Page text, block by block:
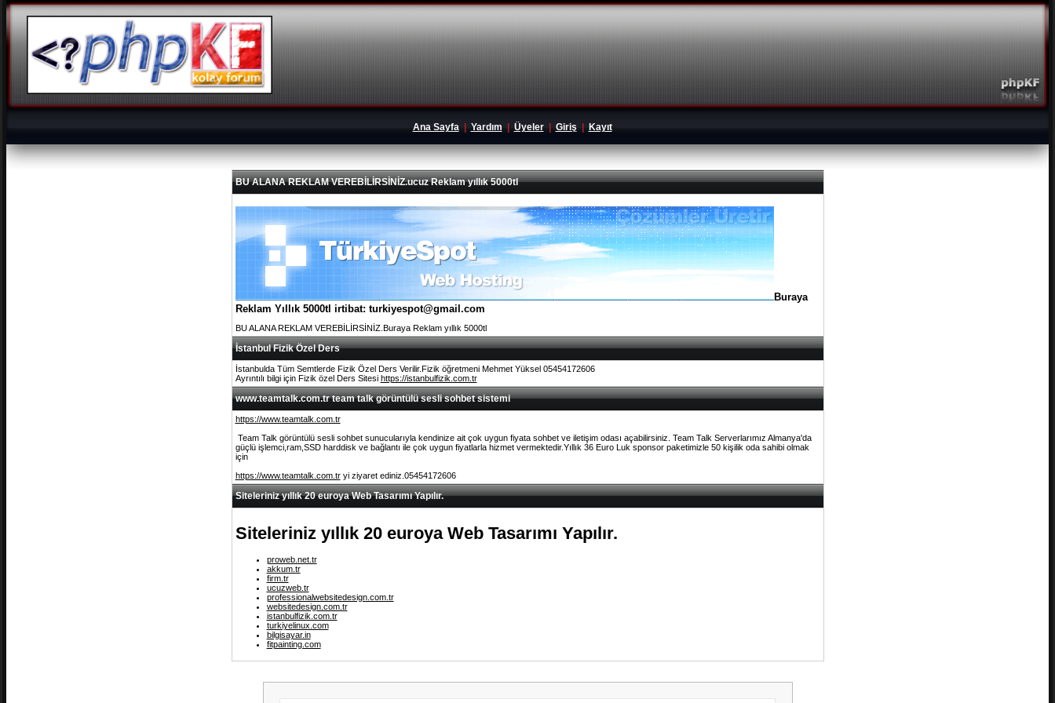
Ana Sayfa| Yardım Üyeler| Giriş| Kayıt
BU ALANA REKLAM VEREBİLİRSİNİZ.ucuz Reklam yıllık 5000tl
Buraya
Reklam Yıllık 5000tl irtibat: turkiyespot@gmail.com
BU ALANA REKLAM VEREBİLİRSİNİZ.Buraya Reklam yıllık 5000tl
İstanbul Fizik Özel Ders
İstanbulda Tüm Semtlerde Fizik Özel Ders Verilir.Fizik öğretmeni Mehmet Yüksel 05454172606
Ayrıntılı bilgi için Fizik özel Ders Sitesi https://istanbulfizik.com.tr
www.teamtalk.com.tr team talk görüntülü sesli sohbet sistemi
https://www.teamtalk.com.tr
Team Talk görüntülü sesli sohbet sunucularıyla kendinize ait çok uygun fiyata sohbet ve iletişim odası açabilirsiniz. Team Talk Serverlarımız Almanya'da
güçlü işlemci,ram,SSD harddisk ve bağlantı ile çok uygun fiyatlarla hizmet vermektedir.Yıllık 36 Euro Luk sponsor paketimizle 50 kişilik oda sahibi olmak
için
https://www.teamtalk.com.tryi ziyaret ediniz.05454172606
Siteleriniz yıllık 20 euroya Web Tasarımı Yapılır.
Siteleriniz yıllık 20 euroya Web Tasarımı Yapılır.
proweb.net.tr
akkum.tr
firm.tr
ucuzweb.tr
professionalwebsitedesign.com.tr
websitedesign.com.tr
istanbulfizik.com.tr
turkiyelinux.com
bilgisayar.in
fitpainting.com